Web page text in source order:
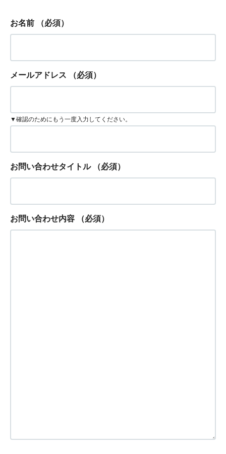
お名前 （必須）
メールアドレス （必須）
▼確認のためにもう一度入力してください。
お問い合わせタイトル （必須）
お問い合わせ内容 （必須）